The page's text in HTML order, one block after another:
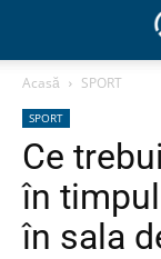
Acasă SPORT
SPORT
Ce
în
în sala